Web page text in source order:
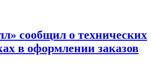
сообщил о технических
в оформлении заказов